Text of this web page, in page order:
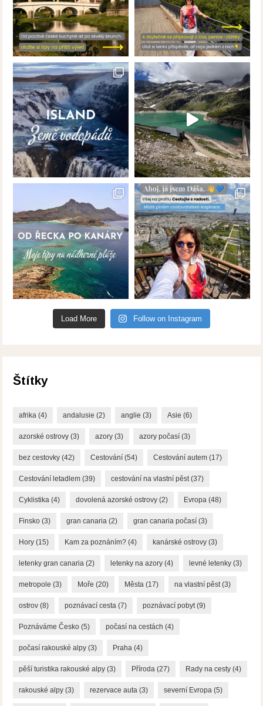
Load More Follow on Instagram
Štítky
afrika (4) andalusie (2) anglie (3) Asie (6)
azorské ostrovy (3) azory (3) azory počasí (3)
bez cestovky (42) Cestování (54) Cestování autem (17)
Cestování letadlem (39) cestování na vlastní pěst(37)
Cyklistika (4) dovolená azorské ostrovy (2) Evropa (48)
Finsko (3) gran canaria (2) gran canaria počasí (3)
Hory (15) Kam za poznáním? (4) kanárské ostrovy (3)
letenky gran canaria (2) letenky na azory (4) levné letenky (3)
metropole (3) Moře (20) Města (17) na vlastní pěst(3)
ostrov (8) poznávací cesta (7) poznávací pobyt(9)
Poznáváme Česko (5) počasí na cestách (4)
počasí rakouské alpy (3) Praha (4)
pěší turistika rakouské alpy (3) Příroda (27) Rady na cesty (4)
rakouské alpy (3) rezervace auta (3) severní Evropa (5)